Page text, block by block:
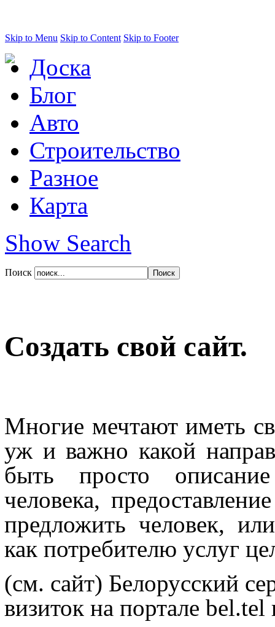
Skip to Menu Skip to Content Skip to Footer
Доска
Блог
Авто
Строительство
Разное
Карта
Show Search
Поиск
Создать свой сайт.
Многие мечтают иметь
уж и важно какой
быть просто
человека,
предложить человек,
как потребителю услуг
(см. сайт) Белорусский
визиток на портале